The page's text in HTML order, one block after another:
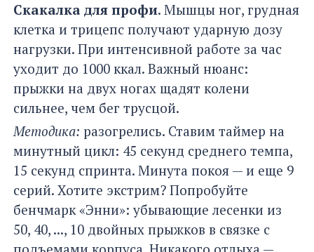
Скакалка для профи. Мышцы ног, грудная
клетка и трицепс получают ударную дозу
нагрузки. При интенсивной работе за час
уходит до 1000 ккал. Важный нюанс:
прыжки на двух ногах щадят колени
сильнее, чем бег трусцой.
Методика: разогрелись. Ставим таймер на
минутный цикл: 45 секунд среднего темпа,
15 секунд спринта. Минута покоя — и еще 9
серий. Хотите экстрим? Попробуйте
бенчмарк «Энни»: убывающие лесенки из
50, 40, ..., 10 двойных прыжков в связке с